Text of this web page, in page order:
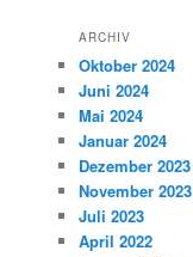
ARCHIV
Oktober 2024
Juni 2024
Mai 2024
Januar 2024
Dezember 2023
November 2023
Juli 2023
April 2022